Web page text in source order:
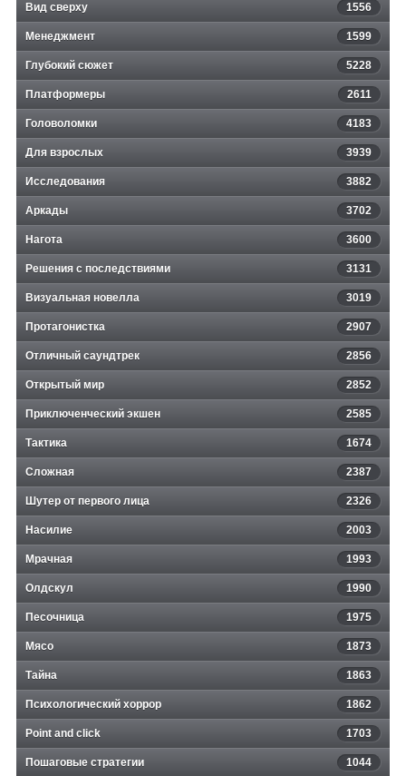
Вид сверху 1556
Менеджмент 1599
Глубокий сюжет 5228
Платформеры 2611
Головоломки 4183
Для взрослых 3939
Исследования 3882
Аркады 3702
Нагота 3600
Решения с последствиями 3131
Визуальная новелла 3019
Протагонистка 2907
Отличный саундтрек 2856
Открытый мир 2852
Приключенческий экшен 2585
Тактика 1674
Сложная 2387
Шутер от первого лица 2326
Насилие 2003
Мрачная 1993
Олдскул 1990
Песочница 1975
Мясо 1873
Тайна 1863
Психологический хоррор 1862
Point and click 1703
Пошаговые стратегии 1044